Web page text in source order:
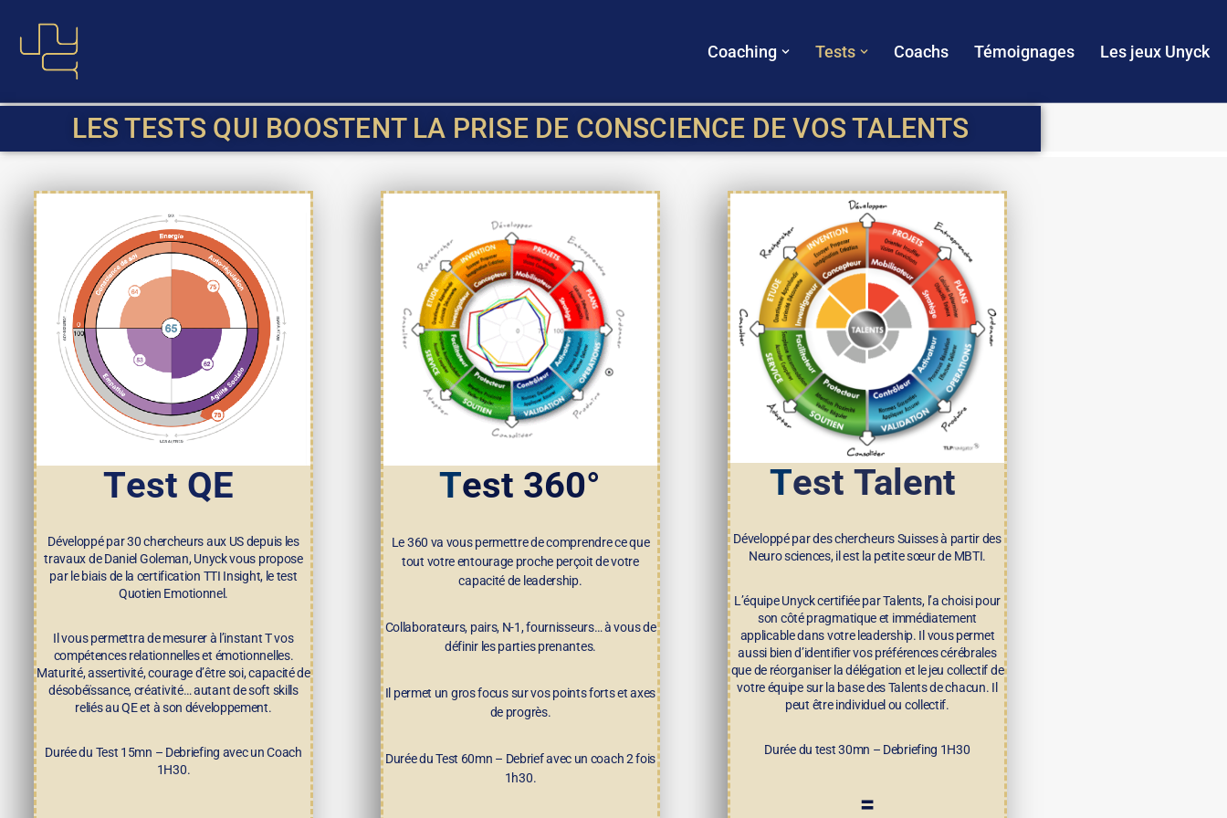
Aller
contenu
Coaching Tests Coachs Témoignages Les jeux Unyck
LES TESTS QUI BOOSTENT LA PRISE DE CONSCIENCE DE VOS TALENTS
Test QE
Développé par 30 chercheurs aux US depuis les
travaux de Daniel Goleman, Unyck vous propose
par le biais de la certification TTI Insight, le test
Quotien Emotionnel.
Il vous permettra de mesurer à l’instant T vos
compétences relationnelles et émotionnelles.
Maturité, assertivité, courage d’être soi, capacité de
désobéïssance, créativité… autant de soft skills
reliés au QE et à son développement.
Durée du Test 15mn – Debriefing avec un Coach
1H30.
Test 360°
Le 360 va vous permettre de comprendre ce que
tout votre entourage proche perçoit de votre
capacité de leadership.
Collaborateurs, pairs, N-1, fournisseurs… à vous de
définir les parties prenantes.
Il permet un gros focus sur vos points forts et axes
de progrès.
Durée du Test 60mn – Debrief avec un coach 2 fois
1h30.
Test Talent
Développé par des chercheurs Suisses à partir des
Neuro sciences, il est la petite sœur de MBTI.
L’équipe Unyck certifiée par Talents, l’a choisi pour
son côté pragmatique et immédiatement
applicable dans votre leadership. Il vous permet
aussi bien d’identifier vos préférences cérébrales
que de réorganiser la délégation et le jeu collectif de
votre équipe sur la base des Talents de chacun. Il
peut être individuel ou collectif.
Durée du test 30mn – Debriefing 1H30
=